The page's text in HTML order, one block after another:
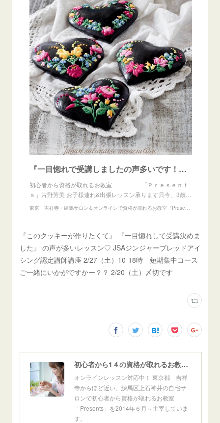
『一目惚れで受講しましたの声多いです！ジンジャーブレッドアイシング認定講師講座』
初心者から資格が取れるお教室 「Ｐｒｅｓｅｎｔ
ｓ」片野芳美 お子様連れ&出張レッスン承ります只今、3歳…
東京 吉祥寺・練馬サロン＆オンラインで資格が取れるお教室『Presents』アイシングクッキー、練り切りアート、あんフラワー教室
『このクッキーが作りたくて』 『一目惚れして受講決めま
した』 の声が多いレッスン♡ JSAジンジャーブレッドアイ
シング認定講師講座 2/27（土）10-18時 短期集中コース
ご一緒にいかがですかー？？ 2/20（土）〆切です
初心者から1４の資格が取れるお教室「Presents」東京自宅サロン＆オンライン
オンラインレッスン対応中！ 東京都 吉祥
寺からほど近い、練馬区上石神井の自宅サ
ロンで初心者から資格が取れるお教室
「Presents」を2014年６月～主宰していま
す。